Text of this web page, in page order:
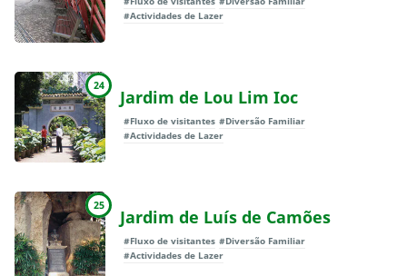
#Actividades de Lazer
24
Jardim de Lou Lim Ioc
#Fluxo de visitantes #Diversão Familiar
#Actividades de Lazer
25
Jardim de Luís de Camões
#Fluxo de visitantes #Diversão Familiar
#Actividades de Lazer